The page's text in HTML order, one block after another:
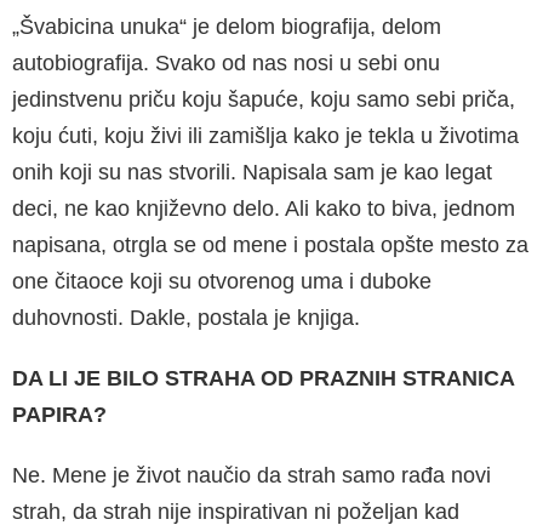
„Švabicina unuka“ je delom biografija, delom
autobiografija. Svako od nas nosi u sebi onu
jedinstvenu priču koju šapuće, koju samo sebi priča,
koju ćuti, koju živi ili zamišlja kako je te­kla u životima
onih koji su nas stvorili. Napisala sam je kao legat
deci, ne kao književno delo. Ali kako to biva, jednom
napisana, otrgla se od mene i postala opšte mesto za
one čitaoce koji su otvorenog uma i duboke
duhovnosti. Dakle, postala je knjiga.
DA LI JE BILO STRAHA OD PRAZNIH STRANICA
PA­PIRA?
Ne. Mene je život naučio da strah samo rađa novi
strah, da strah nije inspirativan ni poželjan kad